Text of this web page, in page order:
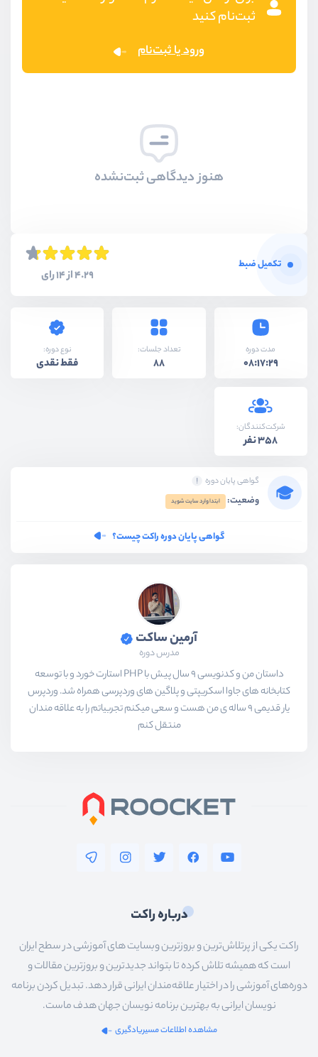
ثبت‌نام کنید
ورود یا ثبت‌نام
هنوز دیدگاهی ثبت‌نشده
تکمیل ضبط
4.29 از 14 رای
مدت دوره
08:17:29
تعداد جلسات:
88
نوع دوره:
فقط نقدی
شرکت‌کنندگان:
358 نفر
گواهی پایان دوره
وضعیت: ابتدا وارد سایت شوید
گواهی پایان دوره راکت چیست؟
آرمین ساکت
مدرس دوره
داستان من و کدنویسی 9 سال پیش با PHP استارت خورد و با توسعه
کتابخانه های جاوا اسکریپتی و پلاگین های وردپرسی همراه شد. وردپرس
یار قدیمی 9 ساله ی من هست و سعی میکنم تجربیاتم را به علاقه مندان
منتقل کنم
درباره راکت
راکت یکی از پرتلاش‌ترین و بروزترین وبسایت های آموزشی در سطح ایران
است که همیشه تلاش کرده تا بتواند جدیدترین و بروزترین مقالات و
دوره‌های آموزشی را در اختیار علاقه‌مندان ایرانی قرار دهد. تبدیل کردن برنامه
نویسان ایرانی به بهترین برنامه نویسان جهان هدف ماست.
مشاهده اطلاعات مسیریادگیری